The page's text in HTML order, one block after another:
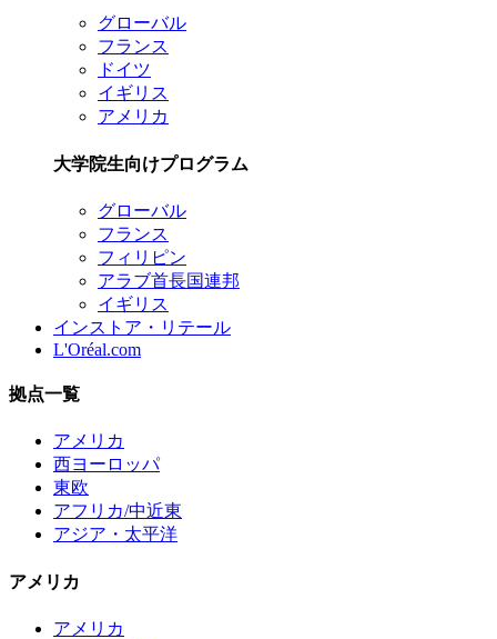
グローバル
フランス
ドイツ
イギリス
アメリカ
大学院生向けプログラム
グローバル
フランス
フィリピン
アラブ首長国連邦
イギリス
インストア・リテール
L'Oréal.com
拠点一覧
アメリカ
西ヨーロッパ
東欧
アフリカ/中近東
アジア・太平洋
アメリカ
アメリカ